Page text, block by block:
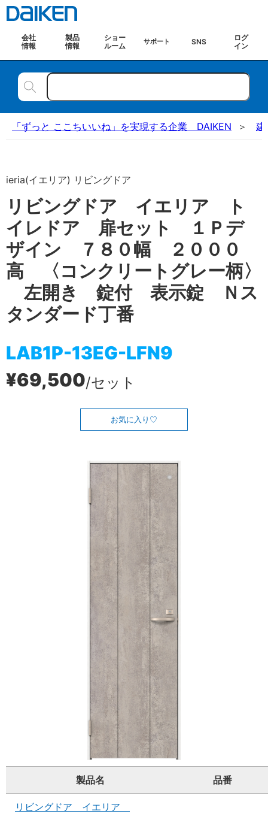
会社
情報
製品
情報
ショー
ルーム
サポート SNS
ログ
イン
「ずっと ここちいいね」を実現する企業 DAIKEN 建
ieria(イエリア) リビングドア
リビングドア イエリア ト
イレドア 扉セット １Ｐデ
ザイン ７８０幅 ２０００
高 〈コンクリートグレー柄〉
左開き 錠付 表示錠 Ｎス
タンダード丁番
LAB1P-13EG-LFN9
¥69,500/セット
お気に入り
製品名 品番
リビングドア イエリア